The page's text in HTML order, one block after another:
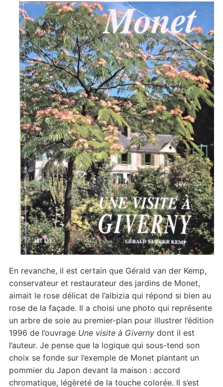
En revanche, il est certain que Gérald van der Kemp,
conservateur et restaurateur des jardins de Monet,
aimait le rose délicat de l’albizia qui répond si bien au
rose de la façade. Il a choisi une photo qui représente
un arbre de soie au premier-plan pour illustrer l’édition
1996 de l’ouvrage Une visite à Givernydont il est
l’auteur. Je pense que la logique qui sous-tend son
choix se fonde sur l’exemple de Monet plantant un
pommier du Japon devant la maison : accord
chromatique, légèreté de la touche colorée. Il s’est